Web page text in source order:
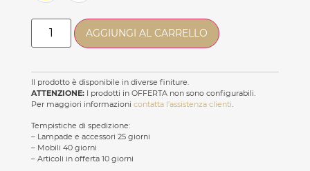
AGGIUNGI AL CARRELLO
Il prodotto è disponibile in diverse finiture.
ATTENZIONE: I prodotti in OFFERTA non sono configurabili.
Per maggiori informazioni contatta l’assistenza clienti.
Tempistiche di spedizione:
– Lampade e accessori 25 giorni
– Mobili 40 giorni
– Articoli in offerta 10 giorni